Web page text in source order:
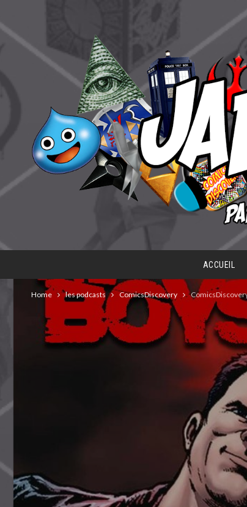
ACCUEIL
Home les podcasts ComicsDiscovery